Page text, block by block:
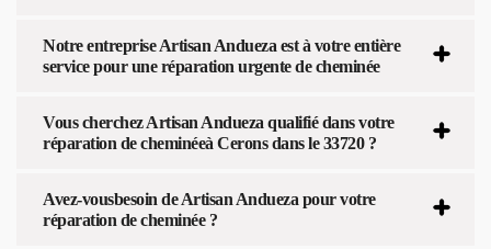
Notre entreprise Artisan Andueza est à votre entière
service pour une réparation urgente de cheminée
Vous cherchez Artisan Andueza qualifié dans votre
réparation de cheminéeà Cerons dans le 33720 ?
Avez-vousbesoin de Artisan Andueza pour votre
réparation de cheminée ?